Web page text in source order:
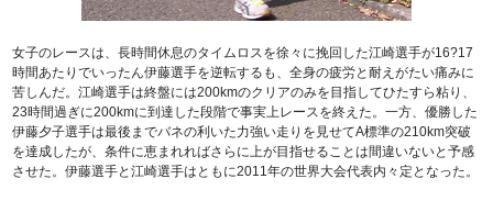
女子のレースは、長時間休息のタイムロスを徐々に挽回した江崎選手が16?17
時間あたりでいったん伊藤選手を逆転するも、全身の疲労と耐えがたい痛みに
苦しんだ。江崎選手は終盤には200kmのクリアのみを目指してひたすら粘り、
23時間過ぎに200kmに到達した段階で事実上レースを終えた。一方、優勝した
伊藤夕子選手は最後までバネの利いた力強い走りを見せてA標準の210km突破
を達成したが、条件に恵まれればさらに上が目指せることは間違いないと予感
させた。伊藤選手と江崎選手はともに2011年の世界大会代表内々定となった。